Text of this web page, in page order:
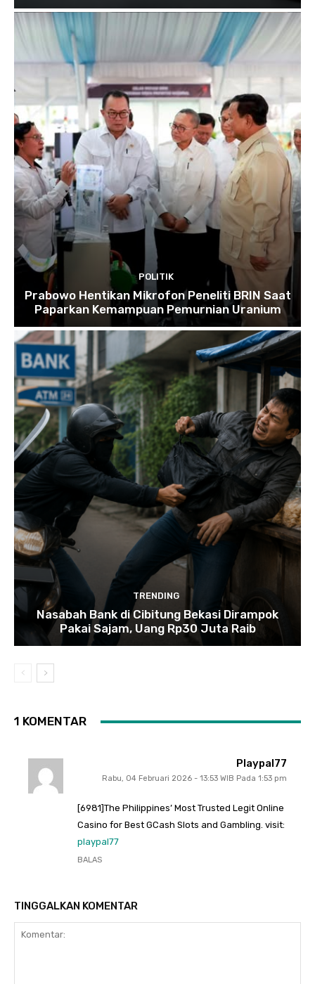
POLITIK
Prabowo Hentikan Mikrofon Peneliti BRIN Saat
Paparkan Kemampuan Pemurnian Uranium
TRENDING
Nasabah Bank di Cibitung Bekasi Dirampok
Pakai Sajam, Uang Rp30 Juta Raib
1 KOMENTAR
Playpal77
Rabu, 04 Februari 2026 - 13:53 WIB Pada 1:53 pm
[6981]The Philippines’ Most Trusted Legit Online
Casino for Best GCash Slots and Gambling. visit:
playpal77
BALAS
TINGGALKAN KOMENTAR